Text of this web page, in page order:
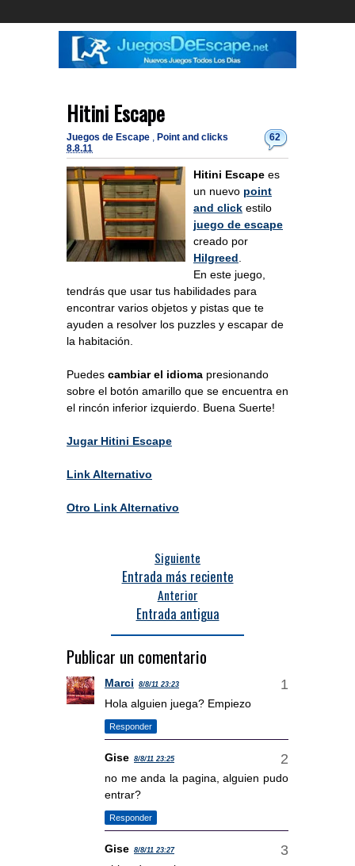
Hitini Escape
62
Juegos de Escape , Point and clicks
8.8.11
Hitini Escape es
un nuevo point
and click estilo
juego de escape
creado por
Hilgreed.
En este juego,
tendrás que usar tus habilidades para
encontrar varios objetos y pistas que te
ayuden a resolver los puzzles y escapar de
la habitación.
Puedes cambiar el idioma presionando
sobre el botón amarillo que se encuentra en
el rincón inferior izquierdo. Buena Suerte!
Jugar Hitini Escape
Link Alternativo
Otro Link Alternativo
Siguiente
Entrada más reciente
Anterior
Entrada antigua
Publicar un comentario
Marci 8/8/11 23:23
Hola alguien juega? Empiezo
Responder
Gise 8/8/11 23:25
no me anda la pagina, alguien pudo
entrar?
Responder
Gise 8/8/11 23:27